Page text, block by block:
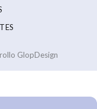
GlopDesign